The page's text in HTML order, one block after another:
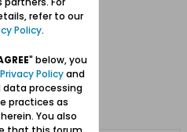
Herbert Claaßen
refer to our
Policy.
" below, you
Privacy Policyand
data processing
practices as
You also